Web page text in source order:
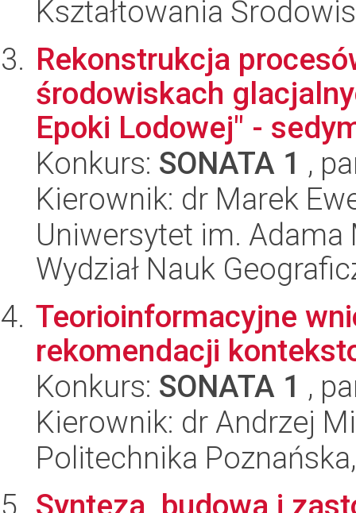
Kształtowania
Rekonstrukcja
środowiskach
Epoki Lodowej" -
Konkurs: SONATA 1 ,
Kierownik: dr Marek
Uniwersytet im.
Wydział Nauk
Teorioinformacyjne
rekomendacji
Konkurs: SONATA 1 ,
Kierownik: dr Andrzej
Politechnika
Synteza, budowa i